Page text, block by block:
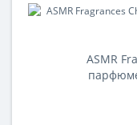
ASMR